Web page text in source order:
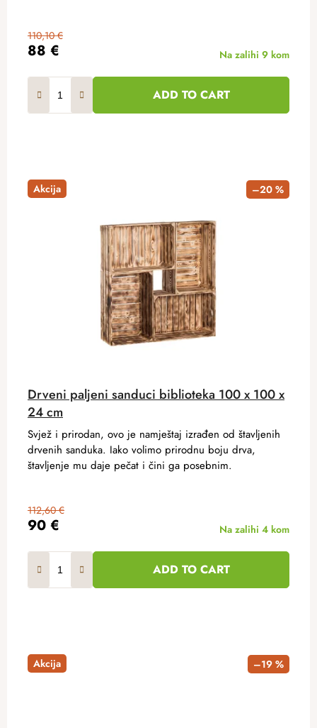
88 €
110,10 €
Na zalihi 9 kom
ADD TO CART
Akcija –20 %
Drveni paljeni sanduci biblioteka 100 x 100 x
24 cm
90 €
112,60 €
Na zalihi 4 kom
ADD TO CART
Svjež i prirodan, ovo je namještaj izrađen od štavljenih
drvenih sanduka. Iako volimo prirodnu boju drva,
štavljenje mu daje pečat i čini ga posebnim.
Akcija –19 %